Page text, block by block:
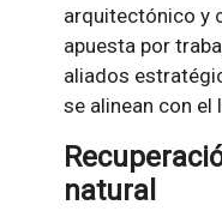
arquitectónico y
apuesta por
aliados
se alinean con el
natural